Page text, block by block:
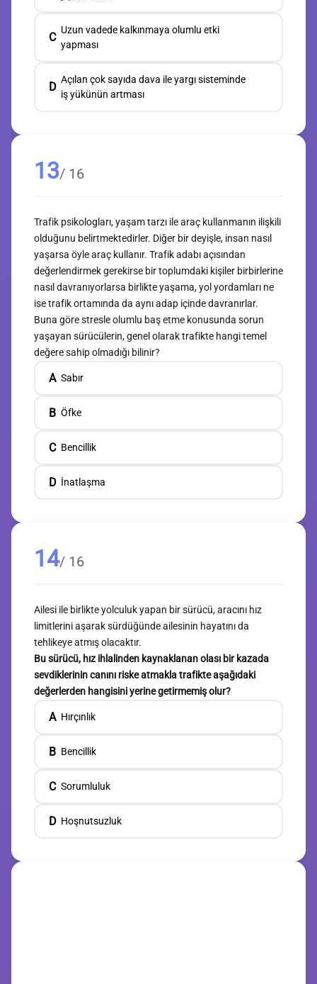
C
Uzun vadede kalkınmaya olumlu etki
yapması
D
Açılan çok sayıda dava ile yargı sisteminde
iş yükünün artması
13/ 16
Trafik psikologları, yaşam tarzı ile araç kullanmanın ilişkili
olduğunu belirtmektedirler. Diğer bir deyişle, insan nasıl
yaşarsa öyle araç kullanır. Trafik adabı açısından
değerlendirmek gerekirse bir toplumdaki kişiler birbirlerine
nasıl davranıyorlarsa birlikte yaşama, yol yordamları ne
ise trafik ortamında da aynı adap içinde davranırlar.
Buna göre stresle olumlu baş etme konusunda sorun
yaşayan sürücülerin, genel olarak trafikte hangi temel
değere sahip olmadığı bilinir?
A Sabır
B Öfke
C Bencillik
D İnatlaşma
14/ 16
Ailesi ile birlikte yolculuk yapan bir sürücü, aracını hız
limitlerini aşarak sürdüğünde ailesinin hayatını da
tehlikeye atmış olacaktır.
Bu sürücü, hız ihlalinden kaynaklanan olası bir kazada
sevdiklerinin canını riske atmakla trafikte aşağıdaki
değerlerden hangisini yerine getirmemiş olur?
A Hırçınlık
B Bencillik
C Sorumluluk
D Hoşnutsuzluk